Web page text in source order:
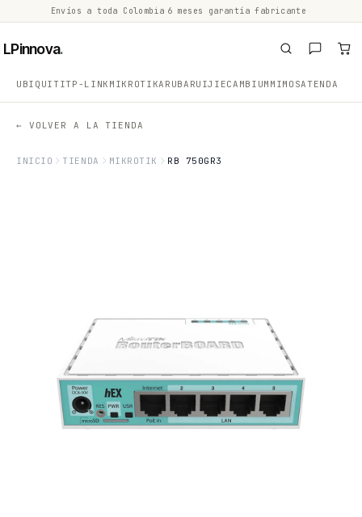
Envíos a toda Colombia 6 meses garantía fabricante
LPinnova.
UBIQUITITP-LINK MIKROTIKARUBA RUIJIECAMBIUM MIMOSATENDA
← VOLVER A LA TIENDA
INICIO TIENDA MIKROTIK RB 750GR3